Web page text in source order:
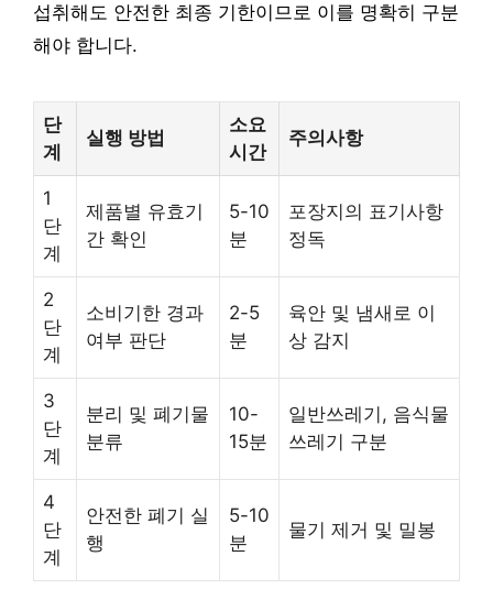
섭취해도 안전한 최종 기한이므로 이를 명확히 구분
해야 합니다.
단
계
실행 방법
소요
시간
주의사항
1
단
계
제품별 유효기
간 확인
5-10
분
포장지의 표기사항
정독
2
단
계
소비기한 경과
여부 판단
2-5
분
육안 및 냄새로 이
상 감지
3
단
계
분리 및 폐기물
분류
10-
15분
일반쓰레기, 음식물
쓰레기 구분
4
단
계
안전한 폐기 실
행
5-10
분
물기 제거 및 밀봉